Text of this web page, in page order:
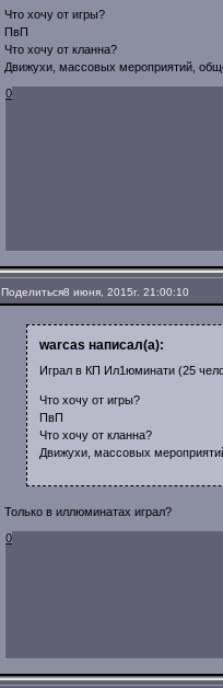
Что хочу от игры?
ПвП
Что хочу от кланна?
Движухи, массовых мероприятий,
0
Поделиться8 июня, 2015г. 21:00:10
warcas написал(а):
Играл в КП Ил1юминати (25
Что хочу от игры?
ПвП
Что хочу от кланна?
Движухи, массовых
Только в иллюминатах играл?
0